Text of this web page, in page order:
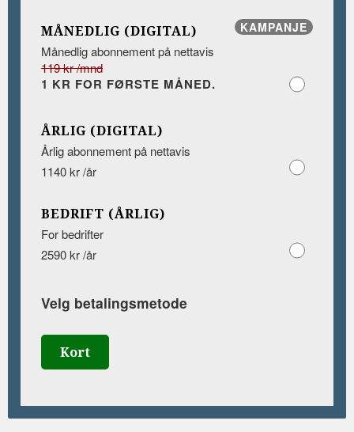
KAMPANJE
MÅNEDLIG (DIGITAL)
Månedlig abonnement på nettavis
119 kr /mnd
1 KR FOR FØRSTE MÅNED.
ÅRLIG (DIGITAL)
Årlig abonnement på nettavis
1140 kr /år
BEDRIFT (ÅRLIG)
For bedrifter
2590 kr /år
Velg betalingsmetode
Kort